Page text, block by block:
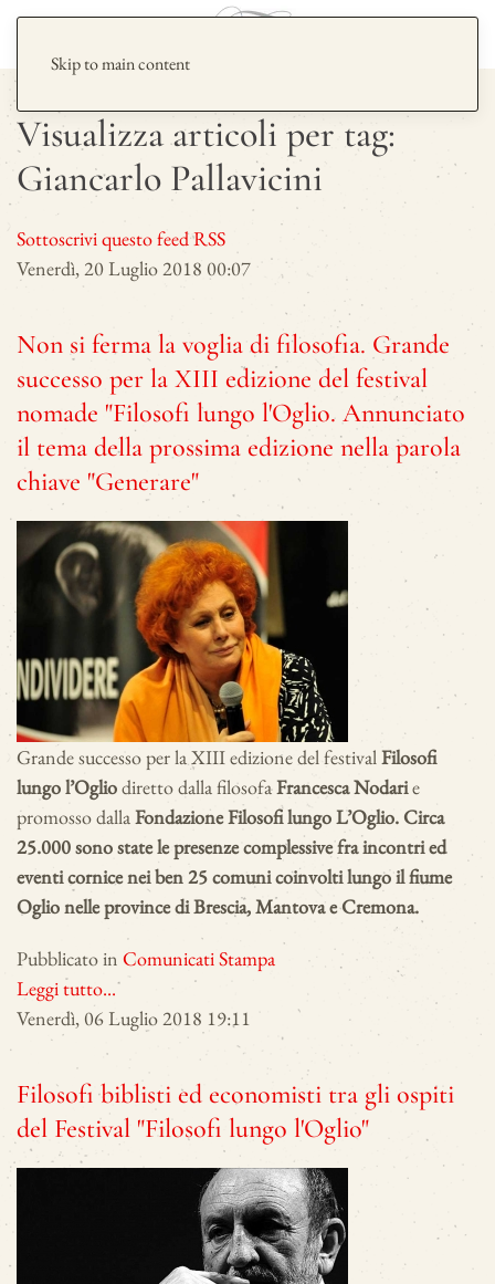
Skip to main content
Visualizza articoli per tag:
Giancarlo Pallavicini
Sottoscrivi questo feed RSS
Venerdì, 20 Luglio 2018 00:07
Non si ferma la voglia di filosofia. Grande
successo per la XIII edizione del festival
nomade "Filosofi lungo l'Oglio. Annunciato
il tema della prossima edizione nella parola
chiave "Generare"
Grande successo per la XIII edizione del festivalFilosofi
lungo l’Ogliodiretto dalla filosofaFrancesca Nodarie
promosso dallaFondazione Filosofi lungo L’Oglio. Circa
25.000 sono state le presenze complessive fra incontri ed
eventi cornice nei ben 25 comuni coinvolti lungo il fiume
Oglio nelle province di Brescia, Mantova e Cremona.
Pubblicato in Comunicati Stampa
Leggi tutto...
Venerdì, 06 Luglio 2018 19:11
Filosofi biblisti ed economisti tra gli ospiti
del Festival "Filosofi lungo l'Oglio"